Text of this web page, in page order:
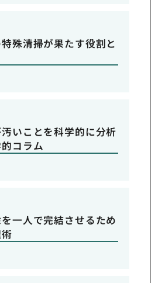
殊清掃が果たす役割と
いことを科学的に分析
コラム
一人で完結させるため